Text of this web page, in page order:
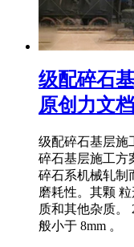
级配碎石
原创力文档
级配碎石基层施
碎石基层施工方
碎石系机械轧制
磨耗性。其颗
质和其他杂质。
般小于 8mm 。